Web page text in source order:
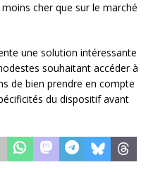
cher que sur le marché
une solution intéressante
souhaitant accéder à
de bien prendre en compte
du dispositif avant